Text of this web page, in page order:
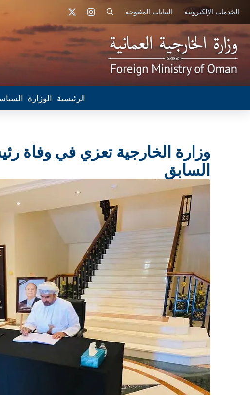
الخدمات الإلكترونية البيانات المفتوحة
الوزارة الرئيسية
وزارة الخارجية تعزي في وفاة
السابق